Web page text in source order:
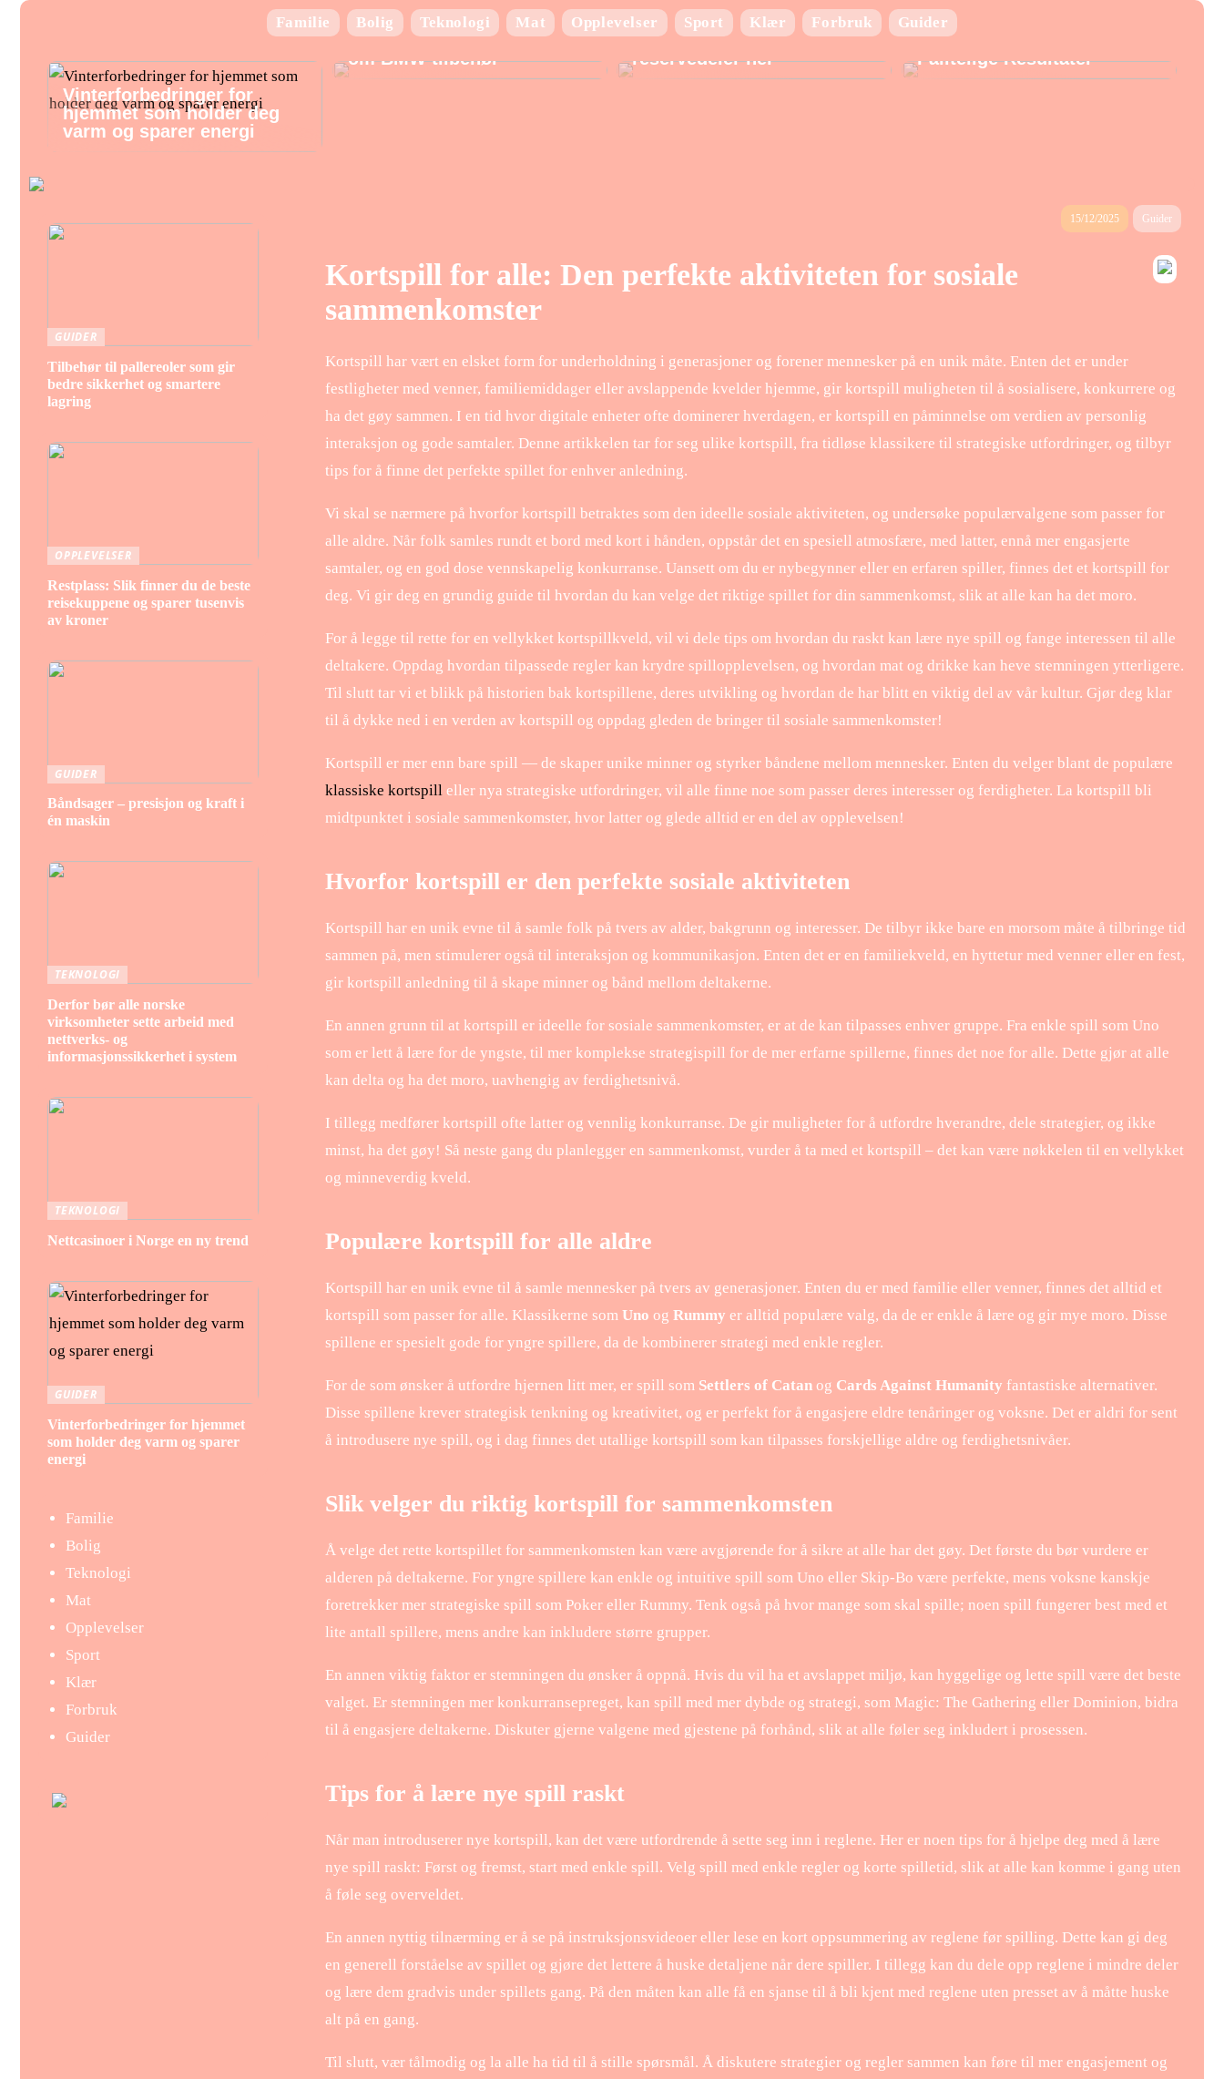
Familie Bolig Teknologi Mat Opplevelser Sport Klær Forbruk Guider
Vinterforbedringer for
hjemmet som holder deg
varm og sparer energi
Alt hvad du behøver at vide
om BMW tilbehør
Finn de beste BMW
reservedeler her
Laboratorie utstyr:
Nøkkelen til Presise og
Pålitelige Resultater
15/12/2025 Guider
Kortspill for alle: Den perfekte aktiviteten for sosiale
sammenkomster
Kortspill har vært en elsket form for underholdning i generasjoner og forener mennesker på en unik måte. Enten det er under
festligheter med venner, familiemiddager eller avslappende kvelder hjemme, gir kortspill muligheten til å sosialisere, konkurrere og
ha det gøy sammen. I en tid hvor digitale enheter ofte dominerer hverdagen, er kortspill en påminnelse om verdien av personlig
interaksjon og gode samtaler. Denne artikkelen tar for seg ulike kortspill, fra tidløse klassikere til strategiske utfordringer, og tilbyr
tips for å finne det perfekte spillet for enhver anledning.
Vi skal se nærmere på hvorfor kortspill betraktes som den ideelle sosiale aktiviteten, og undersøke populærvalgene som passer for
alle aldre. Når folk samles rundt et bord med kort i hånden, oppstår det en spesiell atmosfære, med latter, ennå mer engasjerte
samtaler, og en god dose vennskapelig konkurranse. Uansett om du er nybegynner eller en erfaren spiller, finnes det et kortspill for
deg. Vi gir deg en grundig guide til hvordan du kan velge det riktige spillet for din sammenkomst, slik at alle kan ha det moro.
For å legge til rette for en vellykket kortspillkveld, vil vi dele tips om hvordan du raskt kan lære nye spill og fange interessen til alle
deltakere. Oppdag hvordan tilpassede regler kan krydre spillopplevelsen, og hvordan mat og drikke kan heve stemningen ytterligere.
Til slutt tar vi et blikk på historien bak kortspillene, deres utvikling og hvordan de har blitt en viktig del av vår kultur. Gjør deg klar
til å dykke ned i en verden av kortspill og oppdag gleden de bringer til sosiale sammenkomster!
Kortspill er mer enn bare spill — de skaper unike minner og styrker båndene mellom mennesker. Enten du velger blant de populære
klassiske kortspill eller nya strategiske utfordringer, vil alle finne noe som passer deres interesser og ferdigheter. La kortspill bli
midtpunktet i sosiale sammenkomster, hvor latter og glede alltid er en del av opplevelsen!
Hvorfor kortspill er den perfekte sosiale aktiviteten
Kortspill har en unik evne til å samle folk på tvers av alder, bakgrunn og interesser. De tilbyr ikke bare en morsom måte å tilbringe tid
sammen på, men stimulerer også til interaksjon og kommunikasjon. Enten det er en familiekveld, en hyttetur med venner eller en fest,
gir kortspill anledning til å skape minner og bånd mellom deltakerne.
En annen grunn til at kortspill er ideelle for sosiale sammenkomster, er at de kan tilpasses enhver gruppe. Fra enkle spill som Uno
som er lett å lære for de yngste, til mer komplekse strategispill for de mer erfarne spillerne, finnes det noe for alle. Dette gjør at alle
kan delta og ha det moro, uavhengig av ferdighetsnivå.
I tillegg medfører kortspill ofte latter og vennlig konkurranse. De gir muligheter for å utfordre hverandre, dele strategier, og ikke
minst, ha det gøy! Så neste gang du planlegger en sammenkomst, vurder å ta med et kortspill – det kan være nøkkelen til en vellykket
og minneverdig kveld.
Populære kortspill for alle aldre
Kortspill har en unik evne til å samle mennesker på tvers av generasjoner. Enten du er med familie eller venner, finnes det alltid et
kortspill som passer for alle. Klassikerne som Uno og Rummy er alltid populære valg, da de er enkle å lære og gir mye moro. Disse
spillene er spesielt gode for yngre spillere, da de kombinerer strategi med enkle regler.
For de som ønsker å utfordre hjernen litt mer, er spill som Settlers of Catan og Cards Against Humanity fantastiske alternativer.
Disse spillene krever strategisk tenkning og kreativitet, og er perfekt for å engasjere eldre tenåringer og voksne. Det er aldri for sent
å introdusere nye spill, og i dag finnes det utallige kortspill som kan tilpasses forskjellige aldre og ferdighetsnivåer.
Slik velger du riktig kortspill for sammenkomsten
Å velge det rette kortspillet for sammenkomsten kan være avgjørende for å sikre at alle har det gøy. Det første du bør vurdere er
alderen på deltakerne. For yngre spillere kan enkle og intuitive spill som Uno eller Skip-Bo være perfekte, mens voksne kanskje
foretrekker mer strategiske spill som Poker eller Rummy. Tenk også på hvor mange som skal spille; noen spill fungerer best med et
lite antall spillere, mens andre kan inkludere større grupper.
En annen viktig faktor er stemningen du ønsker å oppnå. Hvis du vil ha et avslappet miljø, kan hyggelige og lette spill være det beste
valget. Er stemningen mer konkurransepreget, kan spill med mer dybde og strategi, som Magic: The Gathering eller Dominion, bidra
til å engasjere deltakerne. Diskuter gjerne valgene med gjestene på forhånd, slik at alle føler seg inkludert i prosessen.
Tips for å lære nye spill raskt
Når man introduserer nye kortspill, kan det være utfordrende å sette seg inn i reglene. Her er noen tips for å hjelpe deg med å lære
nye spill raskt: Først og fremst, start med enkle spill. Velg spill med enkle regler og korte spilletid, slik at alle kan komme i gang uten
å føle seg overveldet.
En annen nyttig tilnærming er å se på instruksjonsvideoer eller lese en kort oppsummering av reglene før spilling. Dette kan gi deg
en generell forståelse av spillet og gjøre det lettere å huske detaljene når dere spiller. I tillegg kan du dele opp reglene i mindre deler
og lære dem gradvis under spillets gang. På den måten kan alle få en sjanse til å bli kjent med reglene uten presset av å måtte huske
alt på en gang.
Til slutt, vær tålmodig og la alle ha tid til å stille spørsmål. Å diskutere strategier og regler sammen kan føre til mer engasjement og
GUIDER
Tilbehør til pallereoler som gir
bedre sikkerhet og smartere
lagring
OPPLEVELSER
Restplass: Slik finner du de beste
reisekuppene og sparer tusenvis
av kroner
GUIDER
Båndsager – presisjon og kraft i
én maskin
TEKNOLOGI
Derfor bør alle norske
virksomheter sette arbeid med
nettverks- og
informasjonssikkerhet i system
TEKNOLOGI
Nettcasinoer i Norge en ny trend
GUIDER
Vinterforbedringer for hjemmet
som holder deg varm og sparer
energi
Familie
Bolig
Teknologi
Mat
Opplevelser
Sport
Klær
Forbruk
Guider